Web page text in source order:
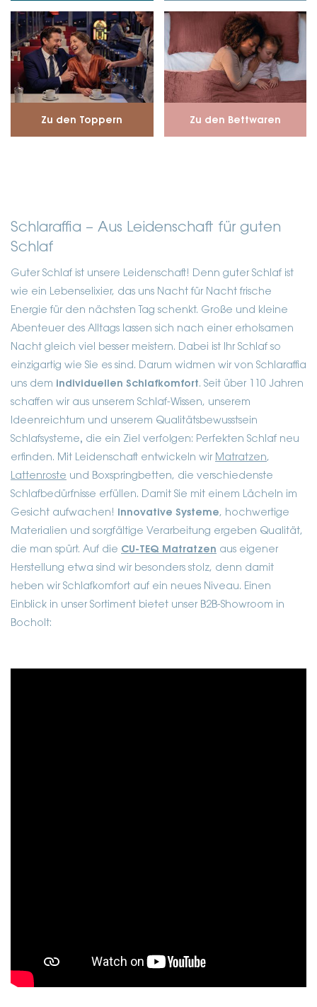
Zu den Toppern Zu den Bettwaren
Schlaraffia – Aus Leidenschaft für guten
Schlaf
Guter Schlaf ist unsere Leidenschaft! Denn guter Schlaf ist
wie ein Lebenselixier, das uns Nacht für Nacht frische
Energie für den nächsten Tag schenkt. Große und kleine
Abenteuer des Alltags lassen sich nach einer erholsamen
Nacht gleich viel besser meistern. Dabei ist Ihr Schlaf so
einzigartig wie Sie es sind. Darum widmen wir von Schlaraffia
uns dem individuellen Schlafkomfort. Seit über 110 Jahren
schaffen wir aus unserem Schlaf-Wissen, unserem
Ideenreichtum und unserem Qualitätsbewusstsein
Schlafsysteme, die ein Ziel verfolgen: Perfekten Schlaf neu
erfinden. Mit Leidenschaft entwickeln wir Matratzen,
Lattenroste und Boxspringbetten, die verschiedenste
Schlafbedürfnisse erfüllen. Damit Sie mit einem Lächeln im
Gesicht aufwachen! Innovative Systeme, hochwertige
Materialien und sorgfältige Verarbeitung ergeben Qualität,
die man spürt. Auf die CU-TEQ Matratzen aus eigener
Herstellung etwa sind wir besonders stolz, denn damit
heben wir Schlafkomfort auf ein neues Niveau. Einen
Einblick in unser Sortiment bietet unser B2B-Showroom in
Bocholt: